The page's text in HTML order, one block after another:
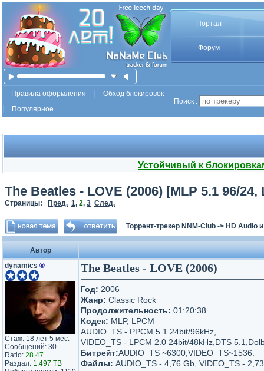
Портал
Форум
Правила оформления
Обход блокировок
Популярное
Поиск :
Устойчивый к
The Beatles - LOVE (2006) [MLP 5.1 96/
Страницы: Пред. 1, 2, 3 След.
Торрент-трекер NNM-Club -> HD Audio
Автор
dynamics ®
Стаж: 18 лет 5 мес.
Сообщений: 30
Ratio: 28.47
Раздал: 1.497 TB
The Beatles - LOVE (2006)
Год: 2006
Жанр: Classic Rock
Продолжительность: 01:20:38
Кодек: MLP, LPCM
AUDIO_TS - PPCM 5.1 24bit/96kHz,
VIDEO_TS - LPCM 2.0 24bit/48kHz,DTS
Битрейт:AUDIO_TS ~6300,VIDEO_TS~1536.
Файлы: AUDIO_TS - 4,76 Gb, VIDEO_TS -